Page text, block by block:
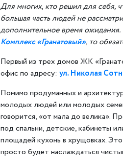
Для многих, кто решил для себя,
большая часть людей не
дополнительное время
Комплекс «Гранатовый», то
Первый из трех домов ЖК
офис по адресу: ул. Николая
Помимо продуманных и
молодых людей или молодых
говорится, «от мала до велика».
под спальни, детские, кабинеты
площадей кухонь в хрущовках.
просто будет наслаждаться